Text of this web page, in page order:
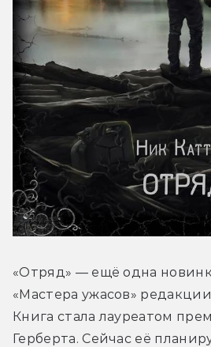
«Отряд» — ещё одна
«Мастера ужасов»
Книга стала лауреатом
Герберта. Сейчас её